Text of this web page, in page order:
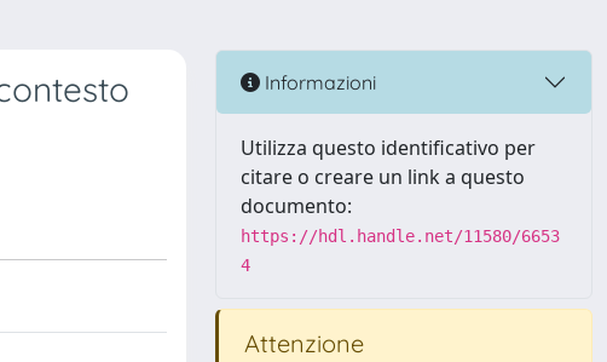
Informazioni
Utilizza questo identificativo per
citare o creare un link a questo
documento:
https://hdl.handle.net/11580/6653
4
Attenzione